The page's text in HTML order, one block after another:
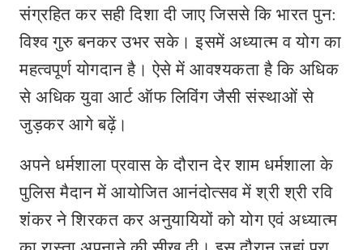
संग्रहित कर सही दिशा दी जाए जिससे कि भारत पुन:
विश्व गुरु बनकर उभर सके। इसमें अध्यात्म व योग का
महत्वपूर्ण योगदान है। ऐसे में आवश्यकता है कि अधिक
से अधिक युवा आर्ट ऑफ लिविंग जैसी संस्थाओं से
जुड़कर आगे बढ़ें।
अपने धर्मशाला प्रवास के दौरान देर शाम धर्मशाला के
पुलिस मैदान में आयोजित आनंदोत्सव में श्री श्री रवि
शंकर ने शिरकत कर अनुयायियों को योग एवं अध्यात्म